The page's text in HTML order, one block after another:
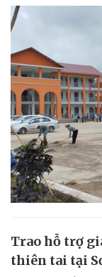
Trao hỗ trợ
thiên tai tại